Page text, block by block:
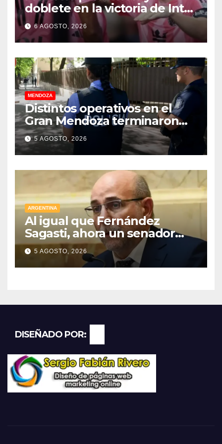
doblete en la victoria de Inter
Miami
6 AGOSTO, 2026
MENDOZA
Distintos operativos en el
Gran Mendoza terminaron
con cuatro delincuentes
detenidos
5 AGOSTO, 2026
ARGENTINA
Al igual que Fernández
Sagasti, ahora un senador
radical pidió votar en forma
remota
5 AGOSTO, 2026
DISEÑADO POR: